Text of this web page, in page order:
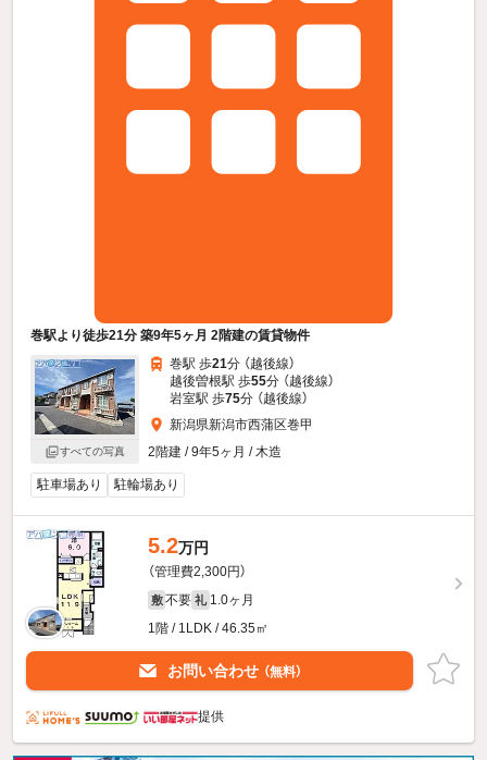
巻駅より徒歩21分 築9年5ヶ月 2階建の賃貸物件
すべての写真
巻駅 歩21分 （越後線）
越後曽根駅 歩55分 （越後線）
岩室駅 歩75分 （越後線）
新潟県新潟市西蒲区巻甲
2階建 / 9年5ヶ月 / 木造
駐車場あり 駐輪場あり
5.2万円
（管理費2,300円）
敷 不要 礼 1.0ヶ月
1階 / 1LDK / 46.35㎡
お問い合わせ （無料）
提供